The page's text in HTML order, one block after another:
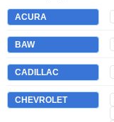
ACURA
BAW
CADILLAC
CHEVROLET